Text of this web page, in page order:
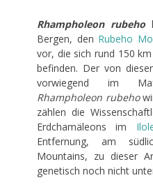
Rhampholeon rubeho
Bergen, den Rubeho
vor, die sich rund 150
befinden. Der von
vorwiegend im
Rhampholeon rubeho
zählen die
Erdchamäleons im
Entfernung, am
Mountains, zu dieser
genetisch noch nicht